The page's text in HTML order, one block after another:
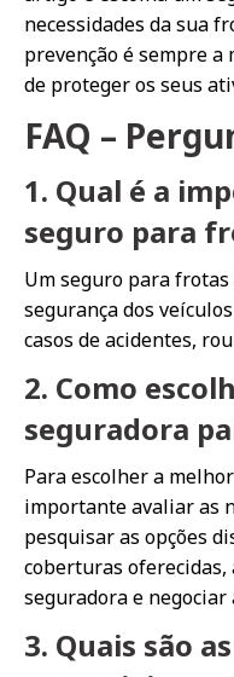
necessidades da sua
prevenção é sempre
de proteger os seus
FAQ –
1. Qual é a
seguro para
Um seguro para
segurança dos
casos de acidentes,
2. Como
seguradora
Para escolher a
importante avaliar as
pesquisar as opções
coberturas
seguradora e negociar
3. Quais são